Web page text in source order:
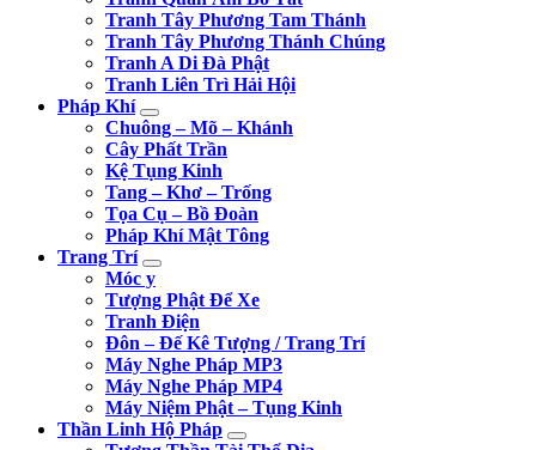
Tranh Tây Phương Tam Thánh
Tranh Tây Phương Thánh Chúng
Tranh A Di Đà Phật
Tranh Liên Trì Hải Hội
Pháp Khí
Chuông – Mõ – Khánh
Cây Phất Trần
Kệ Tụng Kinh
Tang – Khơ – Trống
Tọa Cụ – Bồ Đoàn
Pháp Khí Mật Tông
Trang Trí
Móc y
Tượng Phật Để Xe
Tranh Điện
Đôn – Đế Kê Tượng / Trang Trí
Máy Nghe Pháp MP3
Máy Nghe Pháp MP4
Máy Niệm Phật – Tụng Kinh
Thần Linh Hộ Pháp